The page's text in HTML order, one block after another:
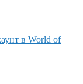
в World of